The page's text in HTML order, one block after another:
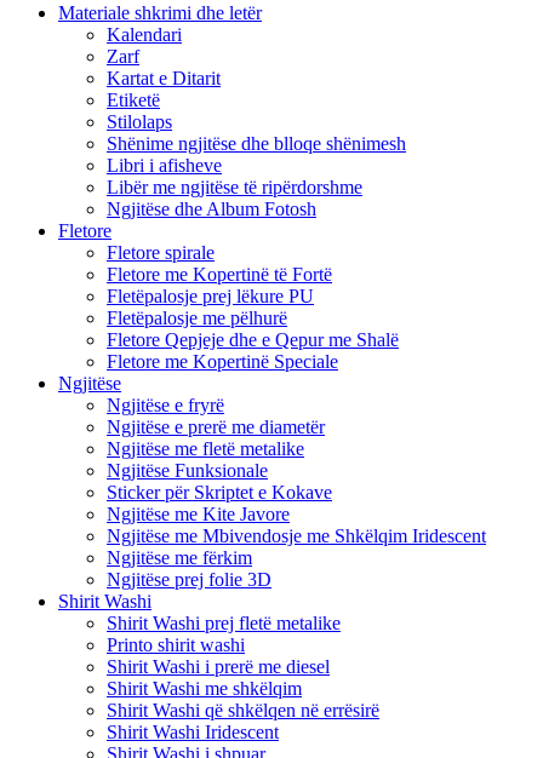
Materiale shkrimi dhe letër
Kalendari
Zarf
Kartat e Ditarit
Etiketë
Stilolaps
Shënime ngjitëse dhe blloqe shënimesh
Libri i afisheve
Libër me ngjitëse të ripërdorshme
Ngjitëse dhe Album Fotosh
Fletore
Fletore spirale
Fletore me Kopertinë të Fortë
Fletëpalosje prej lëkure PU
Fletëpalosje me pëlhurë
Fletore Qepjeje dhe e Qepur me Shalë
Fletore me Kopertinë Speciale
Ngjitëse
Ngjitëse e fryrë
Ngjitëse e prerë me diametër
Ngjitëse me fletë metalike
Ngjitëse Funksionale
Sticker për Skriptet e Kokave
Ngjitëse me Kite Javore
Ngjitëse me Mbivendosje me Shkëlqim Iridescent
Ngjitëse me fërkim
Ngjitëse prej folie 3D
Shirit Washi
Shirit Washi prej fletë metalike
Printo shirit washi
Shirit Washi i prerë me diesel
Shirit Washi me shkëlqim
Shirit Washi që shkëlqen në errësirë
Shirit Washi Iridescent
Shirit Washi i shpuar